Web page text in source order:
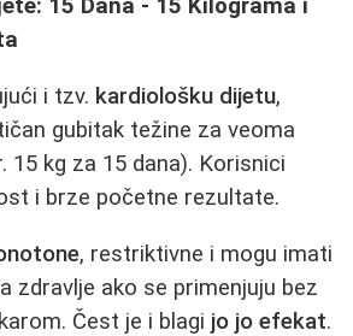
15 Dana - 15 Kilograma i
i tzv. kardiološku dijetu,
gubitak težine za veoma
15 kg za 15 dana). Korisnici
i brze početne rezultate.
, restriktivne i mogu imati
zdravlje ako se primenjuju bez
Čest je i blagi jo jo efekat.